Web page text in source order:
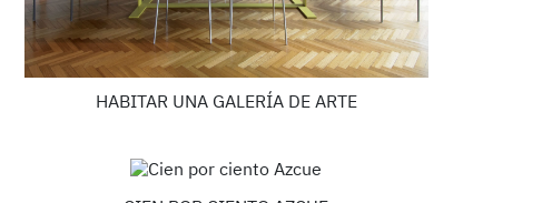
HABITAR UNA GALERÍA DE ARTE